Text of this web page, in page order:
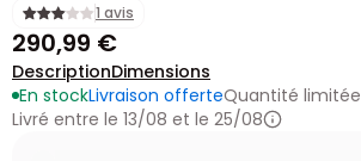
1 avis
290,99 €
DescriptionDimensions
En stockLivraison offerteQuantité limitée
Livré entre le 13/08 et le 25/08